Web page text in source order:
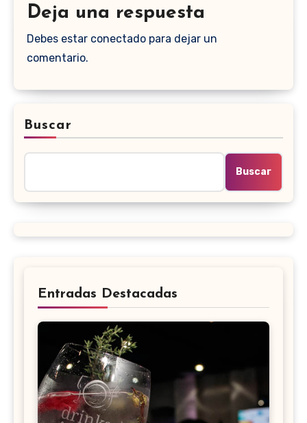
Deja una respuesta
Debes estar conectado para dejar un
comentario.
Buscar
Buscar
Entradas Destacadas